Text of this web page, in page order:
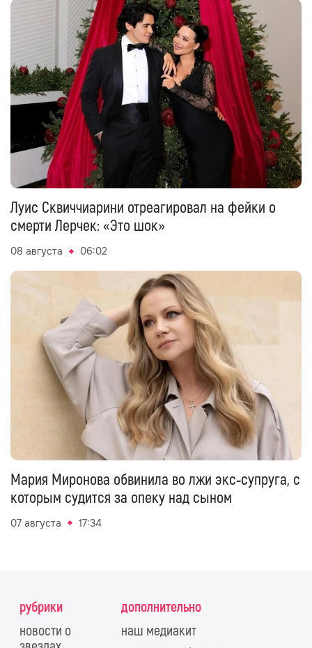
Луис Сквиччиарини отреагировал на фейки о
смерти Лерчек: «Это шок»
08 августа 06:02
Мария Миронова обвинила во лжи экс‑супруга, с
которым судится за опеку над сыном
07 августа 17:34
рубрики
новости о
дополнительно
наш медиакит